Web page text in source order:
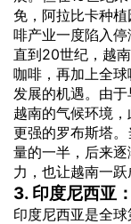
免，阿拉比卡种
啡产业一度陷入停
直到20世纪，越
咖啡，再加上全
发展的机遇。由
越南的气候环境
更强的罗布斯塔
量的一半，后来
力，也让越南一跃
3. 印度尼西亚
印度尼西亚是全